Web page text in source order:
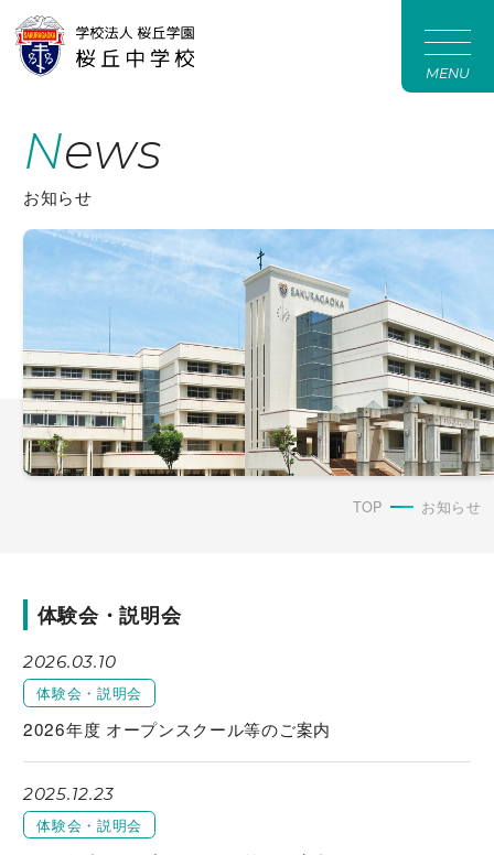
MENU
News
お知らせ
TOP お知らせ
体験会・説明会
2026.03.10
体験会・説明会
2026年度 オープンスクール等のご案内
2025.12.23
体験会・説明会